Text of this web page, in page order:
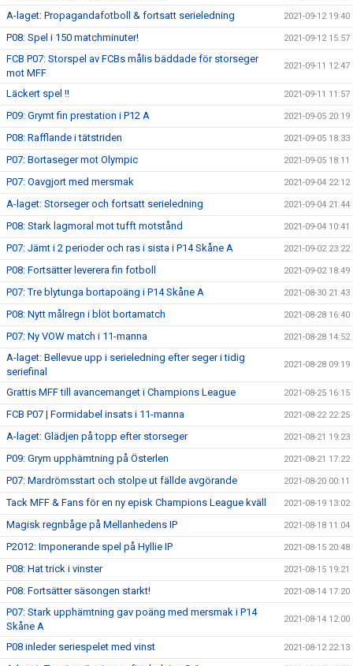
A-laget: Propagandafotboll & fortsatt serieledning 2021-09-12 19:40
P08: Spel i 150 matchminuter! 2021-09-12 15:57
FCB P07: Storspel av FCBs målis bäddade för storseger
mot MFF
2021-09-11 12:47
Läckert spel !! 2021-09-11 11:57
P09: Grymt fin prestation i P12 A 2021-09-05 20:19
P08: Rafflande i tätstriden 2021-09-05 18:33
P07: Bortaseger mot Olympic 2021-09-05 18:11
P07: Oavgjort med mersmak 2021-09-04 22:12
A-laget: Storseger och fortsatt serieledning 2021-09-04 21:44
P08: Stark lagmoral mot tufft motstånd 2021-09-04 10:41
P07: Jämt i 2 perioder och ras i sista i P14 Skåne A 2021-09-02 23:22
P08: Fortsätter leverera fin fotboll 2021-09-02 18:49
P07: Tre blytunga bortapoäng i P14 Skåne A 2021-08-30 21:43
P08: Nytt målregn i blöt bortamatch 2021-08-28 16:40
P07: Ny VOW match i 11-manna 2021-08-28 14:52
A-laget: Bellevue upp i serieledning efter seger i tidig
seriefinal
2021-08-28 09:19
Grattis MFF till avancemanget i Champions League 2021-08-25 16:15
FCB P07 | Formidabel insats i 11-manna 2021-08-22 22:25
A-laget: Glädjen på topp efter storseger 2021-08-21 19:23
P09: Grym upphämtning på Österlen 2021-08-21 17:22
P07: Mardrömsstart och stolpe ut fällde avgörande 2021-08-20 00:11
Tack MFF & Fans för en ny episk Champions League kväll 2021-08-19 13:02
Magisk regnbåge på Mellanhedens IP 2021-08-18 11:04
P2012: Imponerande spel på Hyllie IP 2021-08-15 20:48
P08: Hat trick i vinster 2021-08-15 19:21
P08: Fortsätter säsongen starkt! 2021-08-14 17:20
P07: Stark upphämtning gav poäng med mersmak i P14
Skåne A
2021-08-14 12:00
P08 inleder seriespelet med vinst 2021-08-12 22:13